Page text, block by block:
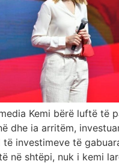
Kemi bërë luftë të
dhe ia arritëm,
të investimeve të
në shtëpi, nuk i kemi